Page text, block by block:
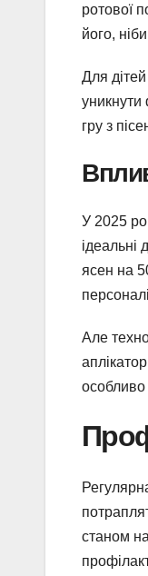
ротової
його,
Для
гру з
У 2025
ідеальні
ясен на
Але
особливо
станом